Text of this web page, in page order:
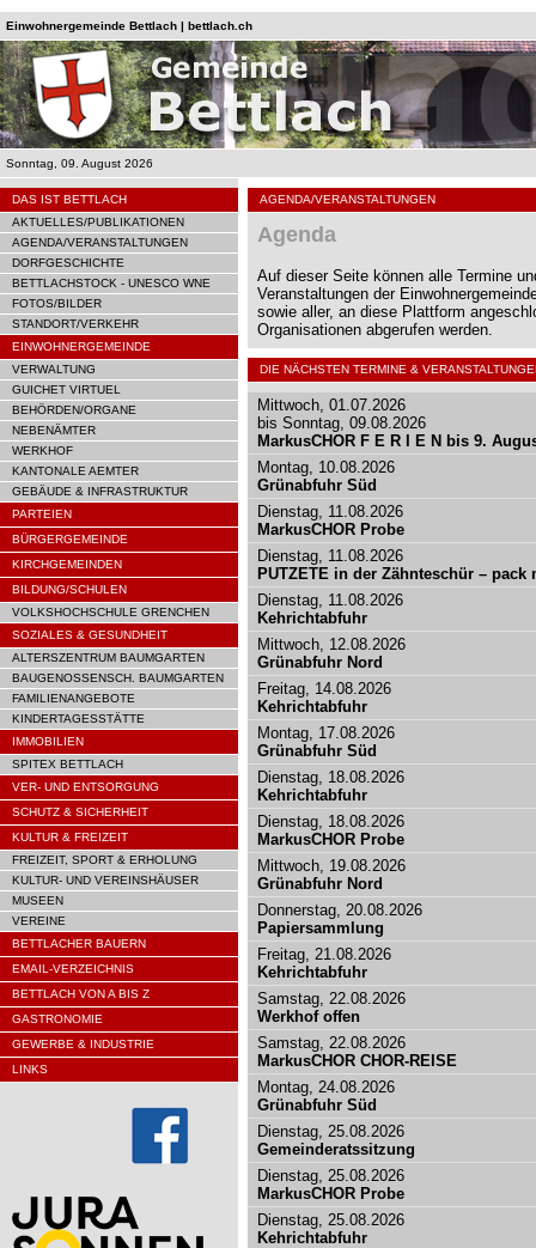
Einwohnergemeinde Bettlach | bettlach.ch
Sonntag, 09. August 2026
DAS IST BETTLACH
AKTUELLES/PUBLIKATIONEN
AGENDA/VERANSTALTUNGEN
DORFGESCHICHTE
BETTLACHSTOCK - UNESCO WNE
FOTOS/BILDER
STANDORT/VERKEHR
EINWOHNERGEMEINDE
VERWALTUNG
GUICHET VIRTUEL
BEHÖRDEN/ORGANE
NEBENÄMTER
WERKHOF
KANTONALE AEMTER
GEBÄUDE & INFRASTRUKTUR
PARTEIEN
BÜRGERGEMEINDE
KIRCHGEMEINDEN
BILDUNG/SCHULEN
VOLKSHOCHSCHULE GRENCHEN
SOZIALES & GESUNDHEIT
ALTERSZENTRUM BAUMGARTEN
BAUGENOSSENSCH. BAUMGARTEN
FAMILIENANGEBOTE
KINDERTAGESSTÄTTE
IMMOBILIEN
SPITEX BETTLACH
VER- UND ENTSORGUNG
SCHUTZ & SICHERHEIT
KULTUR & FREIZEIT
FREIZEIT, SPORT & ERHOLUNG
KULTUR- UND VEREINSHÄUSER
MUSEEN
VEREINE
BETTLACHER BAUERN
EMAIL-VERZEICHNIS
BETTLACH VON A BIS Z
GASTRONOMIE
GEWERBE & INDUSTRIE
LINKS
AGENDA/VERANSTALTUNGEN
Agenda
Auf dieser Seite können alle Termine
Veranstaltungen der
sowie aller, an diese Plattform
Organisationen abgerufen werden.
DIE NÄCHSTEN TERMINE &
Mittwoch, 01.07.2026
bis Sonntag, 09.08.2026
MarkusCHOR F E R I E N bis 9.
Montag, 10.08.2026
Grünabfuhr Süd
Dienstag, 11.08.2026
MarkusCHOR Probe
Dienstag, 11.08.2026
PUTZETE in der Zähnteschür – pack
Dienstag, 11.08.2026
Kehrichtabfuhr
Mittwoch, 12.08.2026
Grünabfuhr Nord
Freitag, 14.08.2026
Kehrichtabfuhr
Montag, 17.08.2026
Grünabfuhr Süd
Dienstag, 18.08.2026
Kehrichtabfuhr
Dienstag, 18.08.2026
MarkusCHOR Probe
Mittwoch, 19.08.2026
Grünabfuhr Nord
Donnerstag, 20.08.2026
Papiersammlung
Freitag, 21.08.2026
Kehrichtabfuhr
Samstag, 22.08.2026
Werkhof offen
Samstag, 22.08.2026
MarkusCHOR CHOR-REISE
Montag, 24.08.2026
Grünabfuhr Süd
Dienstag, 25.08.2026
Gemeinderatssitzung
Dienstag, 25.08.2026
MarkusCHOR Probe
Dienstag, 25.08.2026
Kehrichtabfuhr